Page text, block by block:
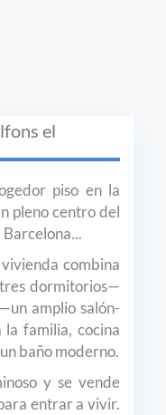
el
piso en la
pleno centro del
combina
dormitorios—
amplio salón-
familia, cocina
baño moderno.
y se vende
entrar a vivir.